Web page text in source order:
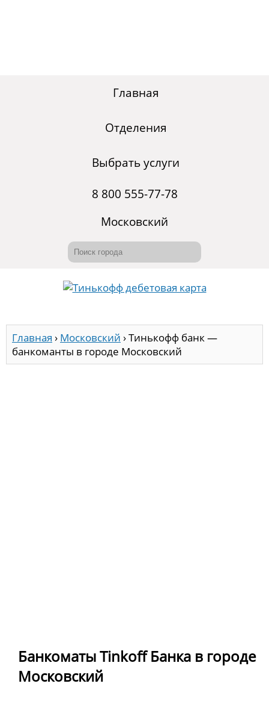
Главная
Отделения
Выбрать услуги
8 800 555-77-78
Московский
Главная › Московский ›Тинькофф банк —
банкоманты в городе Московский
Банкоматы Tinkoff Банка в городе
Московский